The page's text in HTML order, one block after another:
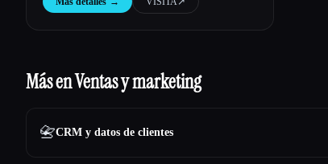
Más en Ventas y marketing
📇CRM y datos de clientes